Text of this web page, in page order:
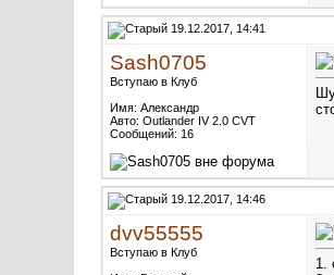
19.12.2017, 14:41
Sash0705
Вступаю в Клуб
Имя: Александр
Авто: Outlander IV 2.0 CVT
Сообщений: 16
19.12.2017, 14:46
dvv55555
Вступаю в Клуб
1.